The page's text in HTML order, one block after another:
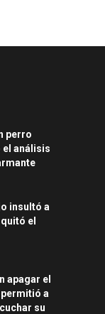
perro
el análisis
insultó a
el
apagar el
a
su